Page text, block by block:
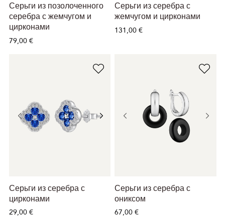
Серьги из позолоченного
серебра с жемчугом и
цирконами
79,00 €
Серьги из серебра с
жемчугом и цирконами
131,00 €
Серьги из серебра с
цирконами
29,00 €
Серьги из серебра с
ониксом
67,00 €